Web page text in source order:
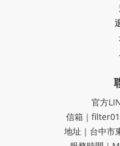
官方
信箱｜
地址｜​台中市